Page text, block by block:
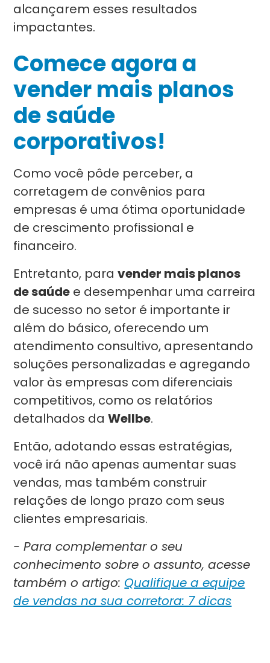
alcançarem esses resultados
impactantes.
Comece agora a
vender mais planos
de saúde
corporativos!
Como você pôde perceber, a
corretagem de convênios para
empresas é uma ótima oportunidade
de crescimento profissional e
financeiro.
Entretanto, paravender mais planos
de saúde e desempenhar uma carreira
de sucesso no setor é importante ir
além do básico, oferecendo um
atendimento consultivo, apresentando
soluções personalizadas e agregando
valor às empresas com diferenciais
competitivos, como os relatórios
detalhados daWellbe.
Então, adotando essas estratégias,
você irá não apenas aumentar suas
vendas, mas também construir
relações de longo prazo com seus
clientes empresariais.
- Para complementar o seu
conhecimento sobre o assunto, acesse
também o artigo: Qualifique a equipe
de vendas na sua corretora: 7 dicas